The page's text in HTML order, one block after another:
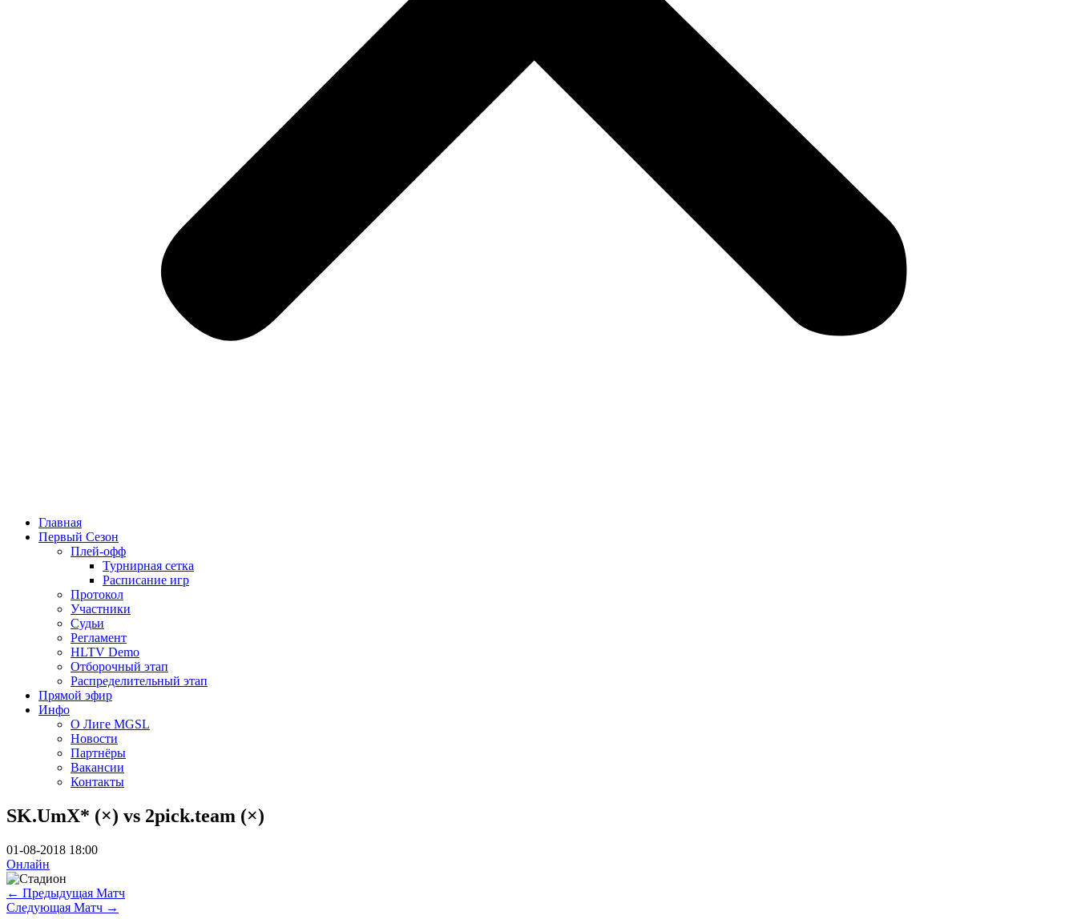
Главная
Первый Сезон
Плей-офф
Турнирная сетка
Расписание игр
Протокол
Участники
Судьи
Регламент
HLTV Demo
Отборочный этап
Распределительный этап
Прямой эфир
Инфо
О Лиге MGSL
Новости
Партнёры
Вакансии
Контакты
SK.UmX* (×) vs 2pick.team (×)
01-08-2018 18:00
Онлайн
← Предыдущая Матч
Следующая Матч →